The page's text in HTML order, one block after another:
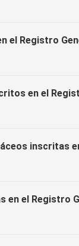
Registro
en el
inscritas
el Registro